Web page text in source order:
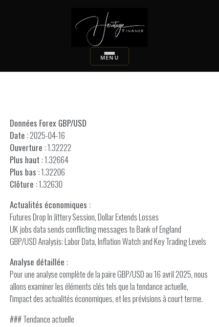
Données Forex GBP/USD
Date :2025-04-16
Ouverture :1.32222
Plus haut :1.32664
Plus bas :1.32206
Clôture :1.32630
Actualités économiques :
Futures Drop In Jittery Session, Dollar Extends Losses
UK jobs data sends conflicting messages to Bank of England
GBP/USD Analysis: Labor Data, Inflation Watch and Key Trading Levels
Analyse détaillée :
Pour une analyse complète de la paire GBP/USD au 16 avril 2025, nous
allons examiner les éléments clés tels que la tendance actuelle,
l'impact des actualités économiques, et les prévisions à court terme.
### Tendance actuelle